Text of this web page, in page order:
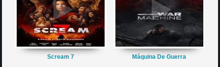
Scream 7 Máquina De Guerra